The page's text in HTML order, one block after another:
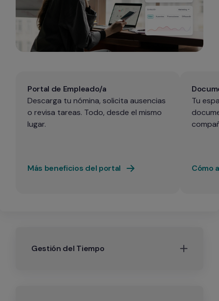
Portal de Empleado/a
Descarga tu nómina, solicita ausencias
o revisa tareas. Todo, desde el mismo
lugar.
Más beneficios del portal
Tu
Cómo
Gestión del Tiempo